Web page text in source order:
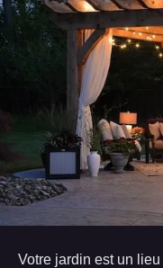
Votre jardin est un